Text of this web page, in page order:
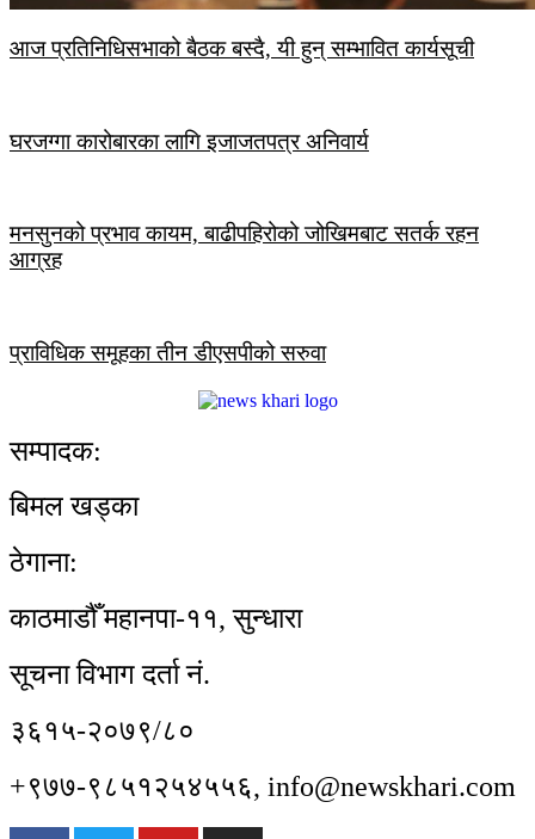
आज प्रतिनिधिसभाको बैठक बस्दै, यी हुन् सम्भावित कार्यसूची
घरजग्गा कारोबारका लागि इजाजतपत्र अनिवार्य
मनसुनको प्रभाव कायम, बाढीपहिरोको जोखिमबाट सतर्क रहन
आग्रह
प्राविधिक समूहका तीन डीएसपीको सरुवा
सम्पादक:
बिमल खड्का
ठेगाना:
काठमाडौँ महानपा-११, सुन्धारा
सूचना विभाग दर्ता नं.
३६१५-२०७९/८०
+९७७-९८५१२५४५५६, info@newskhari.com